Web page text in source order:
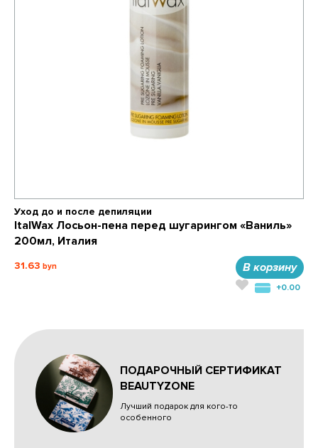
Уход до и после депиляции
ItalWax Лосьон-пена перед шугарингом «Ваниль»
200мл, Италия
31.63 В корзину
+0.00
ПОДАРОЧНЫЙ СЕРТИФИКАТ
BEAUTYZONE
Лучший подарок для кого-то
особенного